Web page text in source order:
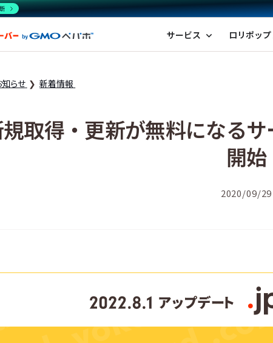
ロリポップ！レンタルサーバー by GMOペ
サービス expand_more ロリポップ
知らせ 新着情報
取得・更新が無料になる
開始
2020/09/29